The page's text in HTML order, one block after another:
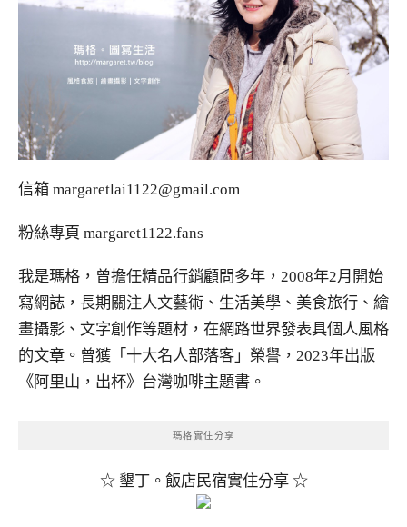
信箱 margaretlai1122@gmail.com
粉絲專頁 margaret1122.fans
我是瑪格，曾擔任精品行銷顧問多年，2008年2月開始
寫網誌，長期關注人文藝術、生活美學、美食旅行、繪
畫攝影、文字創作等題材，在網路世界發表具個人風格
的文章。曾獲「十大名人部落客」榮譽，2023年出版
《阿里山，出杯》台灣咖啡主題書。
瑪格實住分享
☆ 墾丁。飯店民宿實住分享 ☆